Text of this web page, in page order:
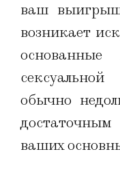
ваш
возникает
обычно
ваших